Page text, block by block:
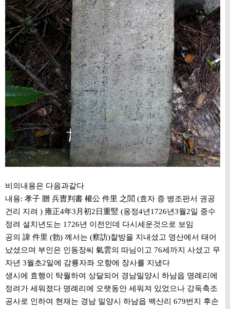
비의내용은 다음과같다
내용: 孝子 贈 兵曺判書 權公 件里 之閭 (효자 증 병조판서 권공
건리 지려 ) 雍正4年3月初2日重竪 (옹정4년1726년3월2일 중수
정려 설치년도는 1726년 이전인데 다시세운것으로 보임
공의 諱 件里 (勃) 께서는 (察訪)찰방을 지내셨고 영산에서 태어
났셨으며 부인은 인동장씨 氣雲의 따님이고 76세까지 사셨고 무
자년 3월초2일에 감룡자좌 오향에 장사를 지냈다
생시에 효행이 탁월하여 상달되어 경남밀양시 하남읍 명례리에
정려가 세워졌다 명례리에 오랫동안 세워져 있었으나 강둑축조
공사로 인하여 현재는 경남 밀양시 하남읍 백산리 679번지 후손